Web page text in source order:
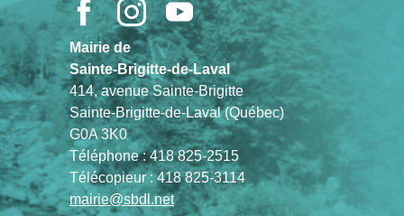
Mairie de
Sainte-Brigitte-de-Laval
414, avenue Sainte-Brigitte
Sainte-Brigitte-de-Laval (Québec)
G0A 3K0
Téléphone : 418 825-2515
Télécopieur : 418 825-3114
mairie@sbdl.net